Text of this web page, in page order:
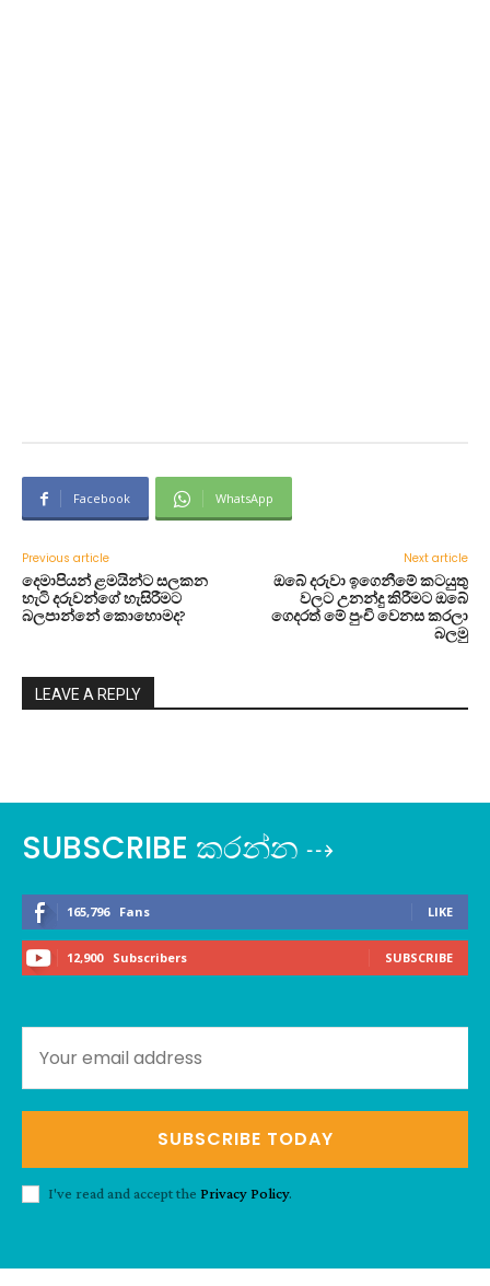
Facebook WhatsApp
Previous article
දෙමාපියන් ළමයින්ට සලකන
හැටි දරුවන්ගේ හැසිරීමට
බලපාන්නේ කොහොමද?
Next article
ඔබේ දරුවා ඉගෙනීමේ කටයුතු
වලට උනන්දු කිරීමට ඔබේ
ගෙදරත් මේ පුංචි වෙනස කරලා
බලමු
LEAVE A REPLY
SUBSCRIBE කරන්න ⇢
165,796 Fans LIKE
12,900 Subscribers SUBSCRIBE
SUBSCRIBE TODAY
I've read and accept the Privacy Policy.